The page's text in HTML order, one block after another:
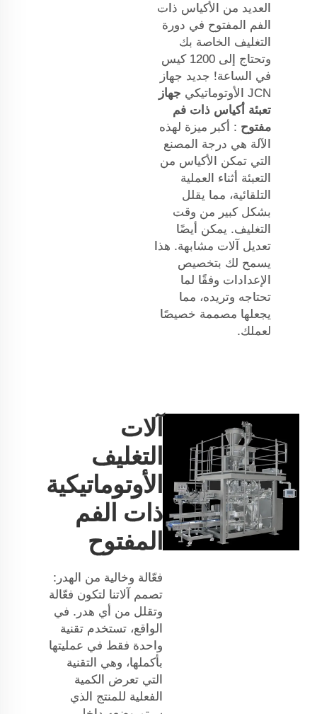
العديد من الأكياس ذات
الفم المفتوح في دورة
التغليف الخاصة بك
وتحتاج إلى 1200 كيس
في الساعة! جديد جهاز
JCN الأوتوماتيكي
جهاز
تعبئة أكياس ذات فم
مفتوح : أكبر ميزة لهذه
الآلة هي درجة المصنع
التي تمكن الأكياس من
التعبئة أثناء العملية
التلقائية، مما يقلل
بشكل كبير من وقت
التغليف. يمكن أيضًا
تعديل آلات مشابهة. هذا
يسمح لك بتخصيص
الإعدادات وفقًا لما
تحتاجه وتريده، مما
يجعلها مصممة خصيصًا
لعملك.
آلات
التغليف
الأوتوماتيكية
ذات الفم
المفتوح
فعّالة وخالية من الهدر:
تصمم آلاتنا لتكون فعّالة
وتقلل من أي هدر. في
الواقع، تستخدم تقنية
واحدة فقط في عمليتها
بأكملها، وهي التقنية
التي تعرض الكمية
الفعلية للمنتج الذي